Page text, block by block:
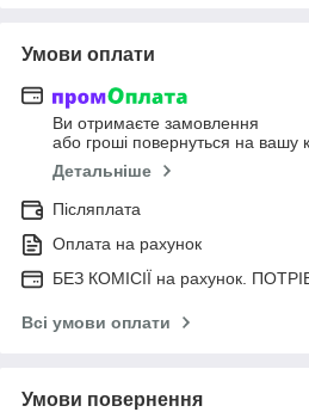
Умови оплати
Ви отримаєте замовлення
або гроші повернуться на вашу
Детальніше
Післяплата
Оплата на рахунок
БЕЗ КОМІСІЇ на рахунок.
Всі умови оплати
Умови повернення